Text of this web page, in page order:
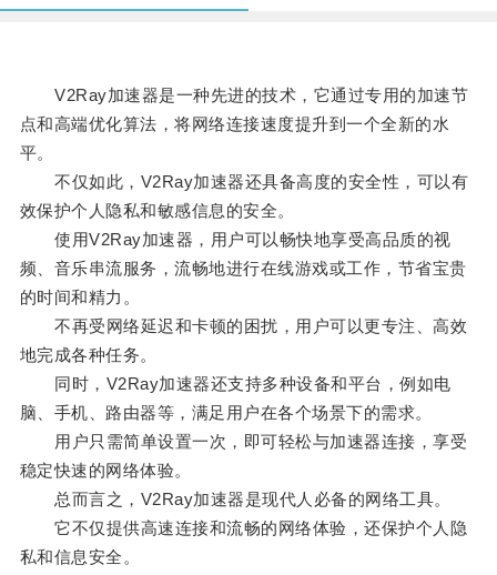
V2Ray加速器是一种先进的技术，它通过专用的加速节
点和高端优化算法，将网络连接速度提升到一个全新的水
平。
不仅如此，V2Ray加速器还具备高度的安全性，可以有
效保护个人隐私和敏感信息的安全。
使用V2Ray加速器，用户可以畅快地享受高品质的视
频、音乐串流服务，流畅地进行在线游戏或工作，节省宝贵
的时间和精力。
不再受网络延迟和卡顿的困扰，用户可以更专注、高效
地完成各种任务。
同时，V2Ray加速器还支持多种设备和平台，例如电
脑、手机、路由器等，满足用户在各个场景下的需求。
用户只需简单设置一次，即可轻松与加速器连接，享受
稳定快速的网络体验。
总而言之，V2Ray加速器是现代人必备的网络工具。
它不仅提供高速连接和流畅的网络体验，还保护个人隐
私和信息安全。